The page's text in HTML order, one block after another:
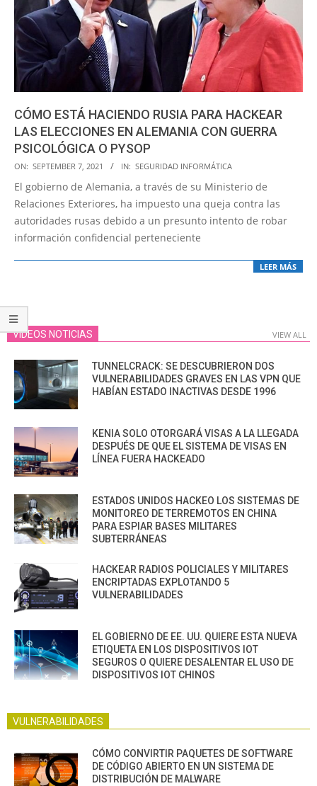
CÓMO ESTÁ HACIENDO RUSIA PARA HACKEAR
LAS ELECCIONES EN ALEMANIA CON GUERRA
PSICOLÓGICA O PYSOP
2021-
09-
07
ON: SEPTEMBER 7, 2021 IN: SEGURIDAD INFORMÁTICA
El gobierno de Alemania, a través de su Ministerio de
Relaciones Exteriores, ha impuesto una queja contra las
autoridades rusas debido a un presunto intento de robar
información confidencial perteneciente
LEER MÁS
VIDEOS NOTICIAS VIEW ALL
TUNNELCRACK: SE DESCUBRIERON DOS
VULNERABILIDADES GRAVES EN LAS VPN QUE
HABÍAN ESTADO INACTIVAS DESDE 1996
KENIA SOLO OTORGARÁ VISAS A LA LLEGADA
DESPUÉS DE QUE EL SISTEMA DE VISAS EN
LÍNEA FUERA HACKEADO
ESTADOS UNIDOS HACKEO LOS SISTEMAS DE
MONITOREO DE TERREMOTOS EN CHINA
PARA ESPIAR BASES MILITARES
SUBTERRÁNEAS
HACKEAR RADIOS POLICIALES Y MILITARES
ENCRIPTADAS EXPLOTANDO 5
VULNERABILIDADES
EL GOBIERNO DE EE. UU. QUIERE ESTA NUEVA
ETIQUETA EN LOS DISPOSITIVOS IOT
SEGUROS O QUIERE DESALENTAR EL USO DE
DISPOSITIVOS IOT CHINOS
VULNERABILIDADES
CÓMO CONVIRTIR PAQUETES DE SOFTWARE
DE CÓDIGO ABIERTO EN UN SISTEMA DE
DISTRIBUCIÓN DE MALWARE